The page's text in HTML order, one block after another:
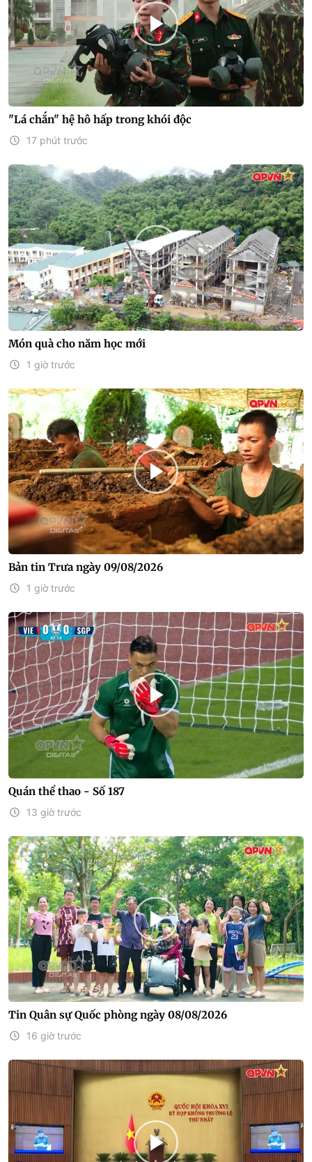
"Lá chắn" hệ hô hấp trong khói độc
17 phút trước
Món quà cho năm học mới
1 giờ trước
Bản tin Trưa ngày 09/08/2026
1 giờ trước
Quán thể thao - Số 187
13 giờ trước
Tin Quân sự Quốc phòng ngày 08/08/2026
16 giờ trước